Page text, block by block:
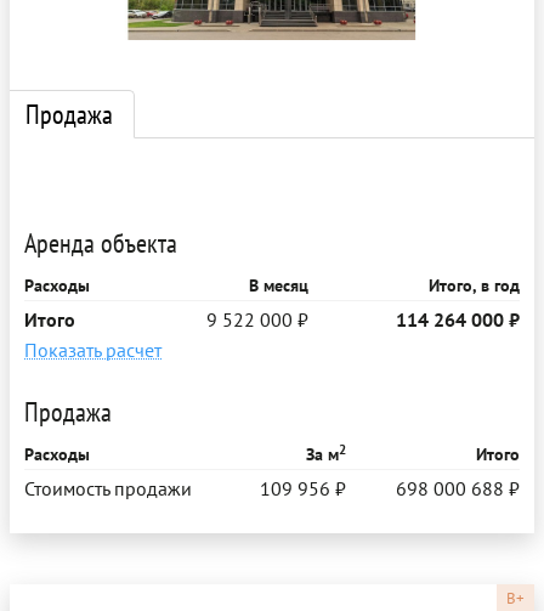
Продажа
Аренда объекта
Расходы В месяц Итого, в год
Итого 9 522 000 ₽
114 264 000 ₽
Показать расчет
Продажа
Расходы За м2 Итого
Стоимость продажи 109 956 ₽ 698 000 688 ₽
B+